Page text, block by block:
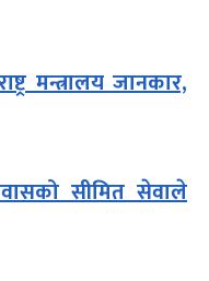
मन्त्रालय जानकार,
सीमित सेवाले